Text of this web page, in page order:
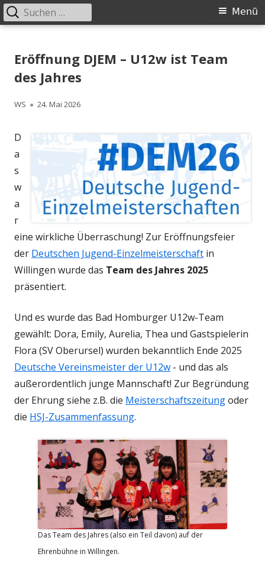
zum
Primäres
Menü
Suchen
nach:
Eröffnung DJEM – U12w ist Team
des Jahres
Autor
WS
Veröffentlicht
24. Mai 2026
D
a
s
w
a
r
eine wirkliche Überraschung! Zur Eröffnungsfeier
der Deutschen Jugend-Einzelmeisterschaft in
Willingen wurde das Team des Jahres 2025
präsentiert.
Und es wurde das Bad Homburger U12w-Team
gewählt: Dora, Emily, Aurelia, Thea und Gastspielerin
Flora (SV Oberursel) wurden bekanntlich Ende 2025
Deutsche Vereinsmeister der U12w - und das als
außerordentlich junge Mannschaft! Zur Begründung
der Ehrung siehe z.B. die Meisterschaftszeitungoder
die HSJ-Zusammenfassung.
Das Team des Jahres (also ein Teil davon) auf der
Ehrenbühne in Willingen.